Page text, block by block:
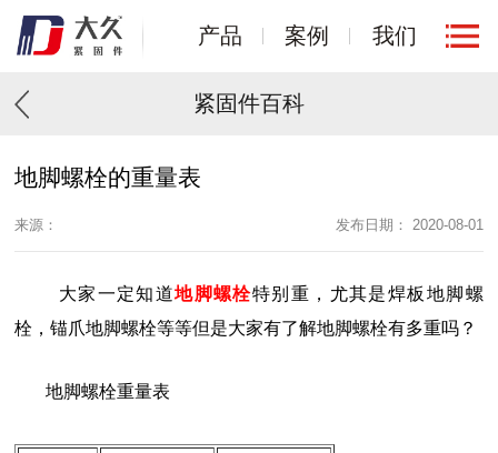
产品 案例 我们
紧固件百科
地脚螺栓的重量表
来源： 发布日期： 2020-08-01
大家一定知道地脚螺栓特别重，尤其是焊板地脚螺
栓，锚爪地脚螺栓等等但是大家有了解地脚螺栓有多重吗？
地脚螺栓重量表